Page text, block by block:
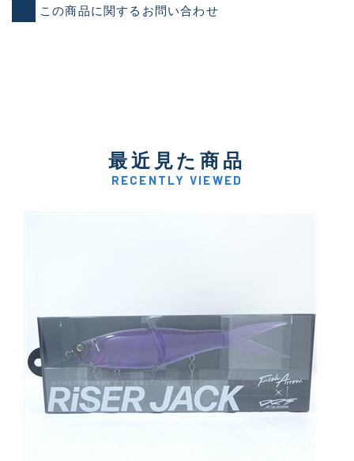
この商品に関するお問い合わせ
最近見た商品
RECENTLY VIEWED